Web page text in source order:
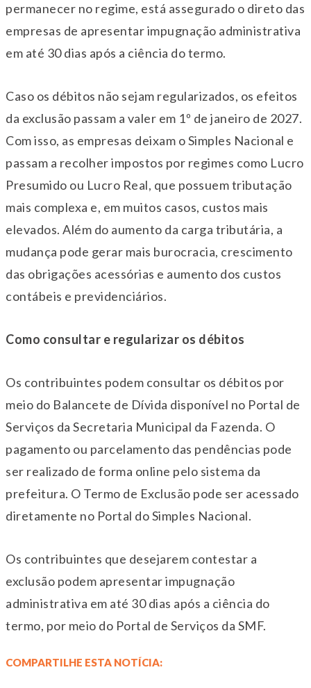
permanecer no regime, está assegurado o direto das
empresas de apresentar impugnação administrativa
em até 30 dias após a ciência do termo.
Caso os débitos não sejam regularizados, os efeitos
da exclusão passam a valer em 1º de janeiro de 2027.
Com isso, as empresas deixam o Simples Nacional e
passam a recolher impostos por regimes como Lucro
Presumido ou Lucro Real, que possuem tributação
mais complexa e, em muitos casos, custos mais
elevados. Além do aumento da carga tributária, a
mudança pode gerar mais burocracia, crescimento
das obrigações acessórias e aumento dos custos
contábeis e previdenciários.
Como consultar e regularizar os débitos
Os contribuintes podem consultar os débitos por
meio do Balancete de Dívida disponível no Portal de
Serviços da Secretaria Municipal da Fazenda. O
pagamento ou parcelamento das pendências pode
ser realizado de forma online pelo sistema da
prefeitura. O Termo de Exclusão pode ser acessado
diretamente no Portal do Simples Nacional.
Os contribuintes que desejarem contestar a
exclusão podem apresentar impugnação
administrativa em até 30 dias após a ciência do
termo, por meio do Portal de Serviços da SMF.
COMPARTILHE ESTA NOTÍCIA: